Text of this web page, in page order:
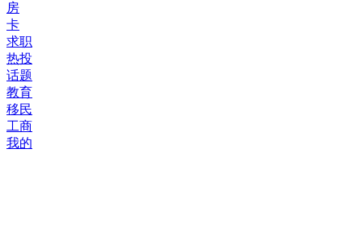
房
卡
求职
热投
话题
教育
移民
工商
我的